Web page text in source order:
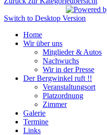
Switch to Desktop Version
Home
Wir über uns
Mitglieder & Autos
Nachwuchs
Wir in der Presse
Der Bergwinkel ruft !!
Veranstaltungsort
Platzordnung
Zimmer
Galerie
Termine
Links